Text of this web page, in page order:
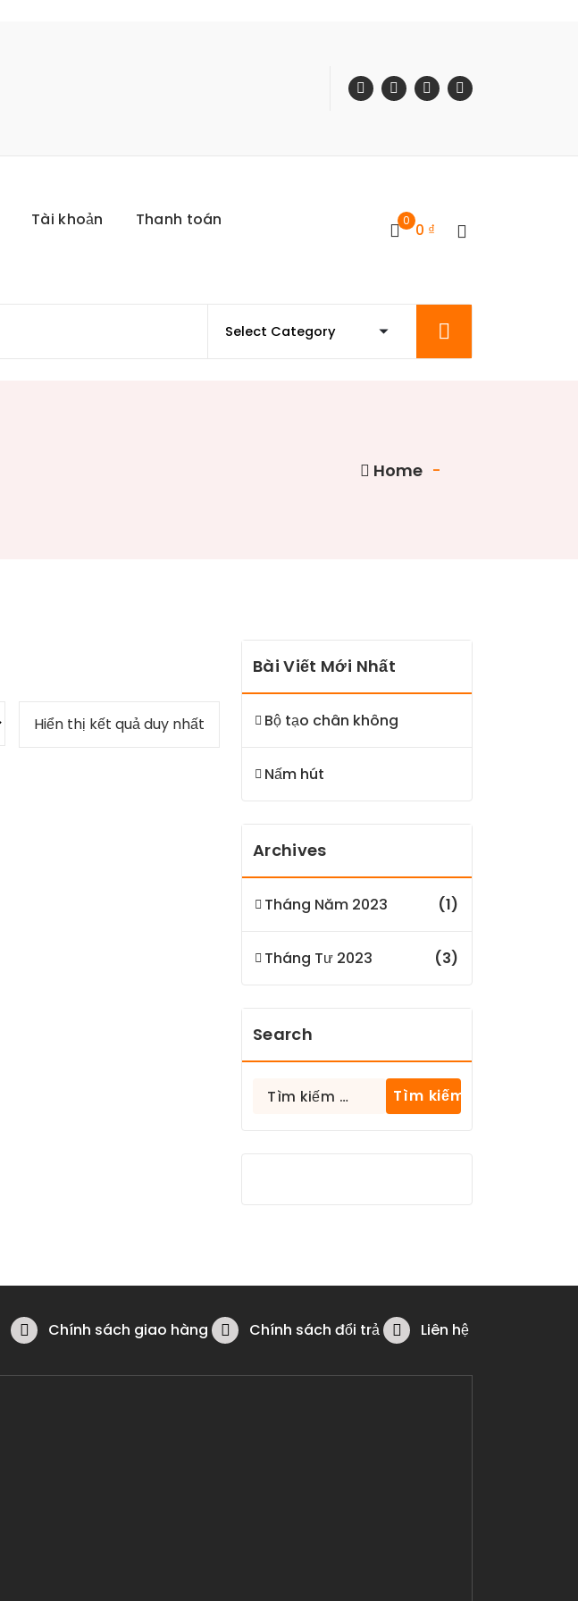
Tài khoản Thanh toán 0 0 ₫
Home -
Hiển thị kết quả duy nhất
Bài Viết Mới Nhất
Bộ tạo chân không
Nấm hút
Archives
Tháng Năm 2023 (1)
Tháng Tư 2023 (3)
Search
Tìm
Chính sách giao hàng Chính sách đổi trả Liên hệ